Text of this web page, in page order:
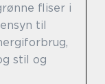
fliser i
til
stil og